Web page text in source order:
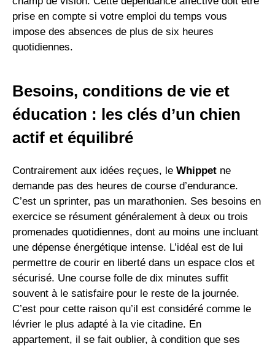
prise en compte si votre emploi du temps vous
impose des absences de plus de six heures
quotidiennes.
Besoins, conditions de vie et
éducation : les clés d’un chien
actif et équilibré
Contrairement aux idées reçues, le Whippet ne
demande pas des heures de course d’endurance.
C’est un sprinter, pas un marathonien. Ses besoins en
exercice se résument généralement à deux ou trois
promenades quotidiennes, dont au moins une incluant
une dépense énergétique intense. L’idéal est de lui
permettre de courir en liberté dans un espace clos et
sécurisé. Une course folle de dix minutes suffit
souvent à le satisfaire pour le reste de la journée.
C’est pour cette raison qu’il est considéré comme le
lévrier le plus adapté à la vie citadine. En
appartement, il se fait oublier, à condition que ses